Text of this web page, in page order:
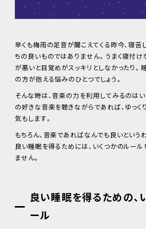
早くも梅雨の足音が聞こえてくる昨今、寝苦
ちの良いものではありません。うまく寝付け
が悪いと目覚めがスッキリとしなかったり。
の方が抱える悩みのひとつでしょう。
そんな時は、音楽の力を利用してみるのは
の好きな音楽を聴きながらであれば、ゆっく
気もします。
もちろん、音楽であればなんでも良いという
良い睡眠を得るためには、いくつかのルー
ません。
良い睡眠を得るための、
ール